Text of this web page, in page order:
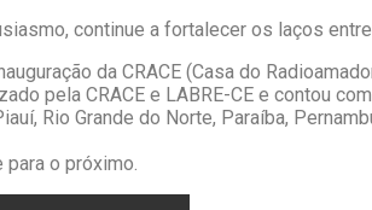
continue a fortalecer os laços
da CRACE (Casa do
pela CRACE e LABRE-CE e contou
Rio Grande do Norte, Paraíba,
o próximo.